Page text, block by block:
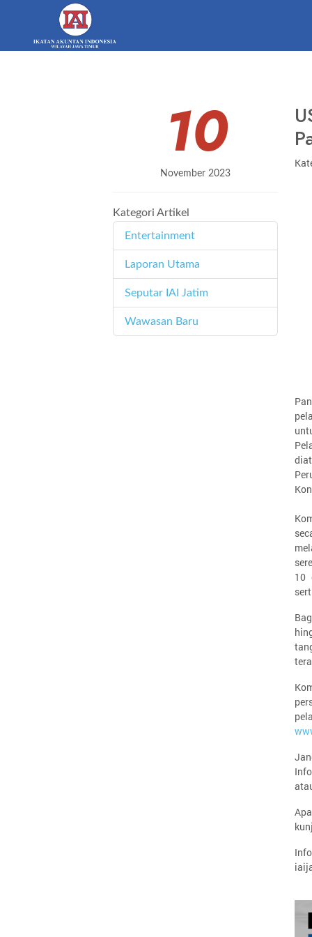
10
November 2023
Kategori Artikel
Entertainment
Laporan Utama
Seputar IAI Jatim
Wawasan Baru
10